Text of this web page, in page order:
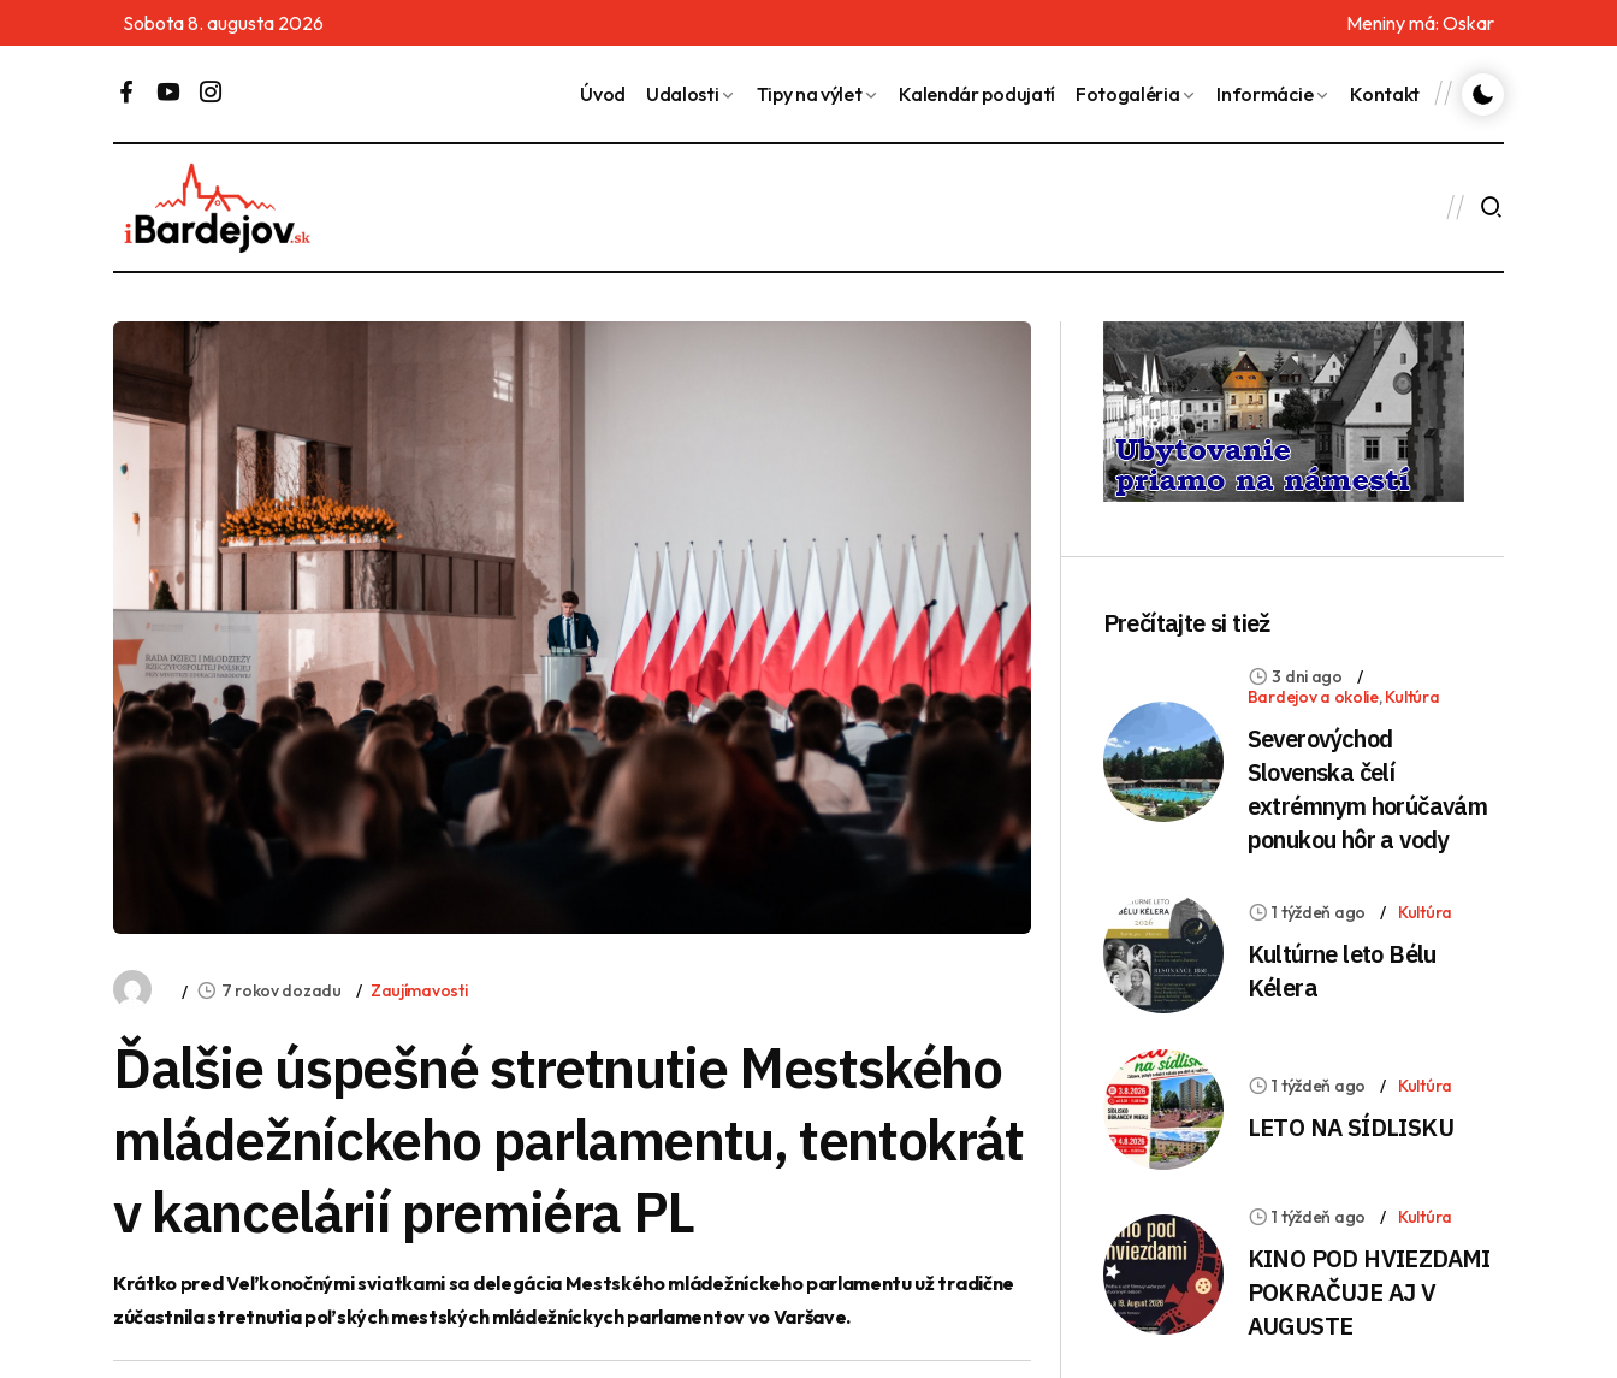
Sobota 8. augusta 2026 Meniny má: Oskar
Úvod Udalosti Tipy na výlet Kalendár podujatí Fotogaléria Informácie Kontakt
7 rokov dozadu Zaujímavosti
Ďalšie úspešné stretnutie Mestského
mládežníckeho parlamentu, tentokrát
v kancelárií premiéra PL
Krátko pred Veľkonočnými sviatkami sa delegácia Mestského mládežníckeho parlamentu už tradične
zúčastnila stretnutia poľských mestských mládežníckych parlamentov vo Varšave.
Prečítajte si tiež
3 dni ago
Bardejov a okolie,Kultúra
Severovýchod
Slovenska čelí
extrémnym horúčavám
ponukou hôr a vody
1 týždeň ago Kultúra
Kultúrne leto Bélu
Kélera
1 týždeň ago Kultúra
LETO NA SÍDLISKU
1 týždeň ago Kultúra
KINO POD HVIEZDAMI
POKRAČUJE AJ V
AUGUSTE